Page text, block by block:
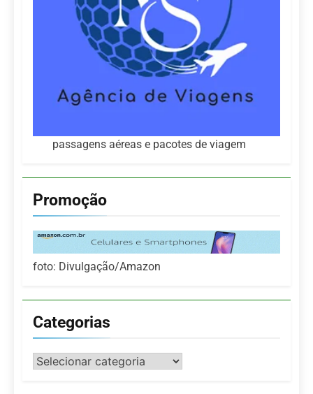
passagens aéreas e pacotes de viagem
Promoção
foto: Divulgação/Amazon
Categorias
Categorias